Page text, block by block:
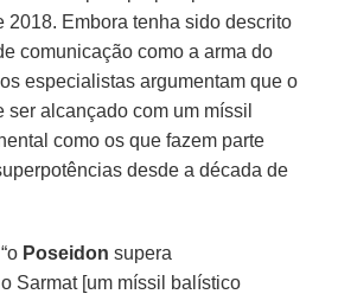
2018. Embora tenha sido descrito
comunicação como a arma do
especialistas argumentam que o
ser alcançado com um míssil
como os que fazem parte
desde a década de
Poseidon supera
Sarmat [um míssil balístico